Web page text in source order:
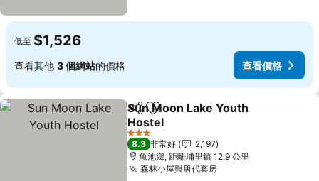
低至 $1,526
查看其他 3 個網站的價格 查看價格
分享 加入我的最愛
Sun Moon Lake Youth
Hostel
查看價格
3 星級
8.3 非常好
2,197
魚池鄉, 距離埔里鎮 12.9 公里
森林小屋與唐代套房查看價格